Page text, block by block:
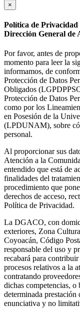
×
Política de Privacidad
Dirección General de
Por favor, antes de
momento para leer la
informamos, de
Protección de Datos
Obligados
Protección de Datos
como por los
en Posesión de la
(LPDUNAM), sobre
personal.
Al proporcionar sus
Atención a la
entendido que está de
finalidades del
procedimiento que
derechos de acceso,
Política de Privacidad.
La DGACO, con
exteriores, Zona
Coyoacán, Código
responsable del uso y
recabará para
procesos relativos a la
contratando
dichas competencias,
determinada prestación
enunciativa y no